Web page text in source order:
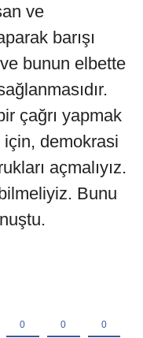
ve
barışı
bunun elbette
çağrı yapmak
için, demokrasi
açmalıyız.
Bunu